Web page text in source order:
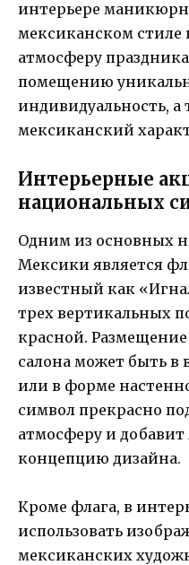
интерьере
мексиканском стиле
атмосферу
помещению
индивидуальность, а
мексиканский
Интерьерные
национальных
Одним из основных
Мексики является
известный как
трех вертикальных
красной.
салона может быть в
или в форме
символ прекрасно
атмосферу и
концепцию дизайна.
Кроме флага, в
использовать
мексиканских